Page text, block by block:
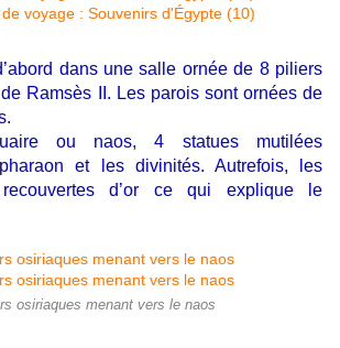
dans une salle ornée de 8 piliers
Ramsès II. Les parois sont ornées de
ou naos, 4 statues mutilées
et les divinités. Autrefois, les
d’or ce qui explique le
osiriaques menant vers le naos